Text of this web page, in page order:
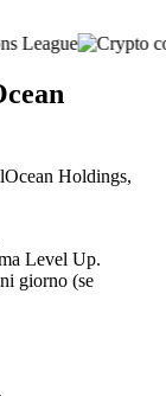
Holdings,
Level Up.
giorno (se